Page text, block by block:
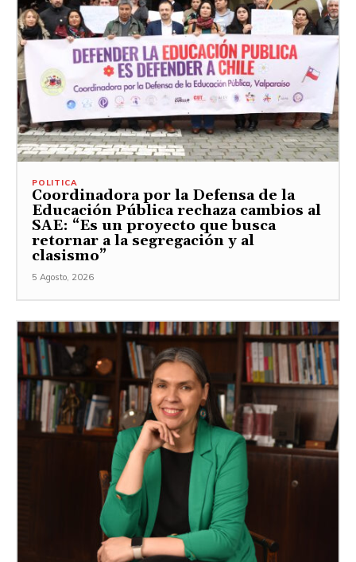
POLITICA
Coordinadora por la Defensa de la
Educación Pública rechaza cambios al
SAE: “Es un proyecto que busca
retornar a la segregación y al
clasismo”
5 Agosto, 2026